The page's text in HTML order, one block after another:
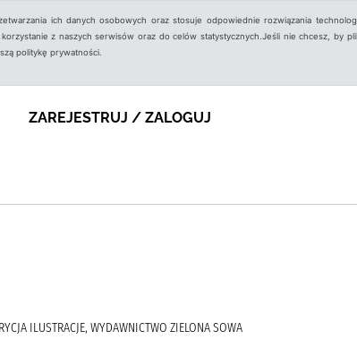
ich danych osobowych oraz stosuje odpowiednie rozwiązania
z naszych serwisów oraz do celów statystycznych.Jeśli nie chcesz, by
politykę prywatności.
ZAREJESTRUJ / ZALOGUJ
ILUSTRACJE, WYDAWNICTWO ZIELONA SOWA